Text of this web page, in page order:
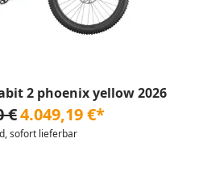
2 phoenix yellow 2026
€4.049,19 €*
sofort lieferbar